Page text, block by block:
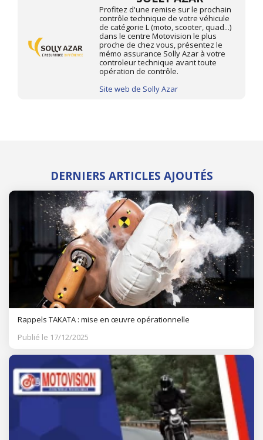
Profitez d'une remise sur le prochain
contrôle technique de votre véhicule
de catégorie L (moto, scooter, quad...)
dans le centre Motovision le plus
proche de chez vous, présentez le
mémo assurance Solly Azar à votre
controleur technique avant toute
opération de contrôle.
Site web de Solly Azar
DERNIERS ARTICLES AJOUTÉS
Rappels TAKATA : mise en œuvre opérationnelle
Publié le 17/12/2025